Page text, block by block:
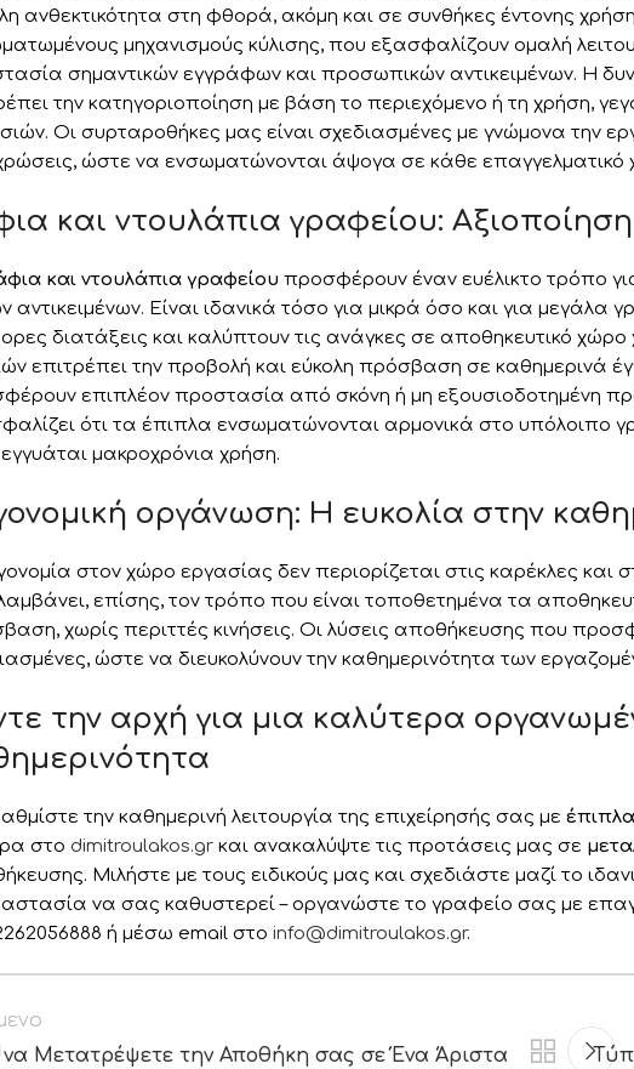
ανθεκτικότητα στη φθορά, ακόμη και σε συνθήκες έντονης
μηχανισμούς κύλισης, που εξασφαλίζουν ομαλή
σημαντικών εγγράφων και προσωπικών αντικειμένων. Η
την κατηγοριοποίηση με βάση το περιεχόμενο ή τη χρήση,
Οι συρταροθήκες μας είναι σχεδιασμένες με γνώμονα την
ώστε να ενσωματώνονται άψογα σε κάθε επαγγελματικό
και ντουλάπια γραφείου:
και ντουλάπια γραφείου προσφέρουν έναν ευέλικτο τρόπο
αντικειμένων. Είναι ιδανικά τόσο για μικρά όσο και για
διατάξεις και καλύπτουν τις ανάγκες σε αποθηκευτικό
επιτρέπει την προβολή και εύκολη πρόσβαση σε καθημερινά
επιπλέον προστασία από σκόνη ή μη εξουσιοδοτημένη
ότι τα έπιπλα ενσωματώνονται αρμονικά στο υπόλοιπο
μακροχρόνια χρήση.
οργάνωση: Η ευκολία στην
στον χώρο εργασίας δεν περιορίζεται στις καρέκλες και
επίσης, τον τρόπο που είναι τοποθετημένα τα
χωρίς περιττές κινήσεις. Οι λύσεις αποθήκευσης που
ώστε να διευκολύνουν την καθημερινότητα των
την αρχή για μια καλύτερα
την καθημερινή λειτουργία της επιχείρησής σας με
στο dimitroulakos.gr και ανακαλύψτε τις προτάσεις μας σε
Μιλήστε με τους ειδικούς μας και σχεδιάστε μαζί το
να σας καθυστερεί – οργανώστε το γραφείο σας με
ή μέσω email στο info@dimitroulakos.gr.
Μετατρέψετε την Αποθήκη σας σε Ένα Άριστα